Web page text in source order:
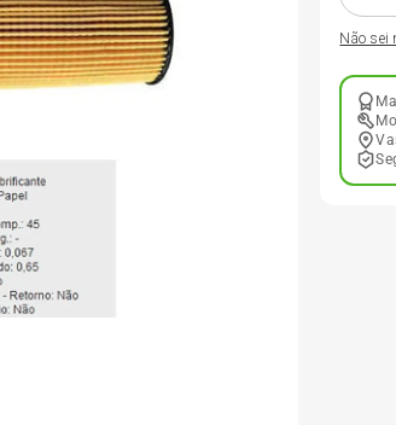
Não sei
195
Pneu